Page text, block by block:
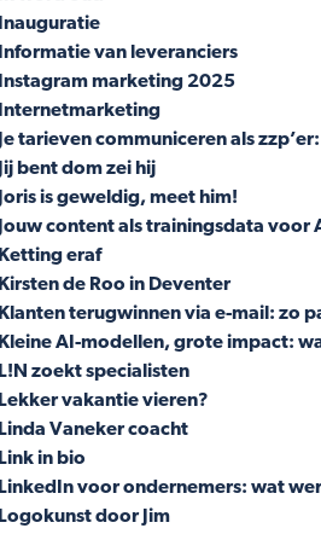
Inauguratie
Informatie van leveranciers
Instagram marketing 2025
Internetmarketing
Je tarieven communiceren als
Jij bent dom zei hij
Joris is geweldig, meet him!
Jouw content als trainingsdata voor
Ketting eraf
Kirsten de Roo in Deventer
Klanten terugwinnen via e-mail: zo
Kleine AI-modellen, grote impact:
L!N zoekt specialisten
Lekker vakantie vieren?
Linda Vaneker coacht
Link in bio
LinkedIn voor ondernemers: wat
Logokunst door Jim